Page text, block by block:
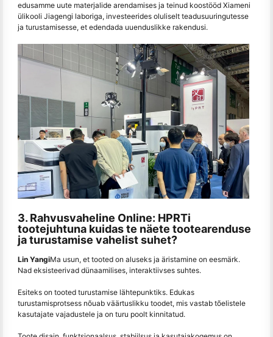
edusamme uute materjalide arendamises ja teinud koostööd Xiameni
ülikooli Jiagengi laboriga, investeerides oluliselt teadusuuringutesse
ja turustamisesse, et edendada uuenduslikke rakendusi.
3. Rahvusvaheline Online: HPRTi
tootejuhtuna kuidas te näete tootearenduse
ja turustamise vahelist suhet?
Lin YangiMa usun, et tooted on aluseks ja äristamine on eesmärk.
Nad eksisteerivad dünaamilises, interaktiivses suhtes.
Esiteks on tooted turustamise lähtepunktiks. Edukas
turustamisprotsess nõuab väärtuslikku toodet, mis vastab tõelistele
kasutajate vajadustele ja on turu poolt kinnitatud.